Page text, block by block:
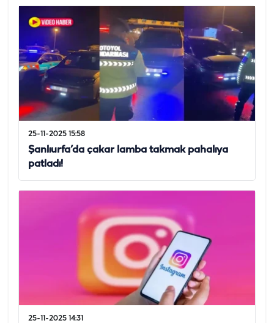
25-11-2025 15:58
Şanlıurfa’da çakar lamba takmak pahalıya
patladı!
25-11-2025 14:31